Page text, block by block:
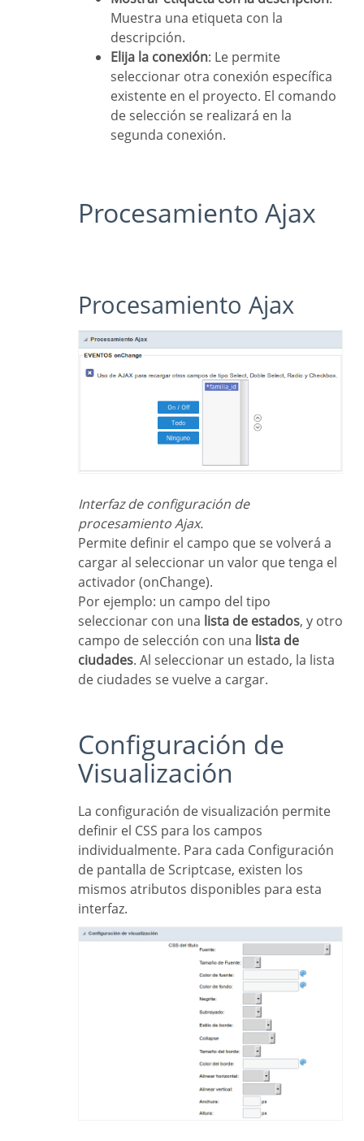
Muestra una etiqueta con la
descripción.
Elija la conexión: Le permite
seleccionar otra conexión específica
existente en el proyecto. El comando
de selección se realizará en la
segunda conexión.
Procesamiento Ajax
Procesamiento Ajax
Interfaz de configuración de
procesamiento Ajax.
Permite definir el campo que se volverá a
cargar al seleccionar un valor que tenga el
activador (onChange).
Por ejemplo: un campo del tipo
seleccionar con una lista de estados, y otro
campo de selección con una lista de
ciudades. Al seleccionar un estado, la lista
de ciudades se vuelve a cargar.
Configuración de
Visualización
La configuración de visualización permite
definir el CSS para los campos
individualmente. Para cada Configuración
de pantalla de Scriptcase, existen los
mismos atributos disponibles para esta
interfaz.